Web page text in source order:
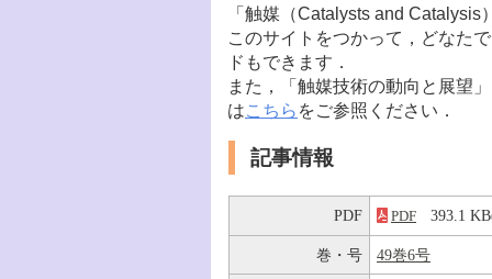
「触媒（Catalysts and
このサイトをつかって，どなた
ドもできます．
また，「触媒技術の動向と展望
はこちら をご参照ください．
記事情報
PDF PDF 393.1
巻・号 49巻6号